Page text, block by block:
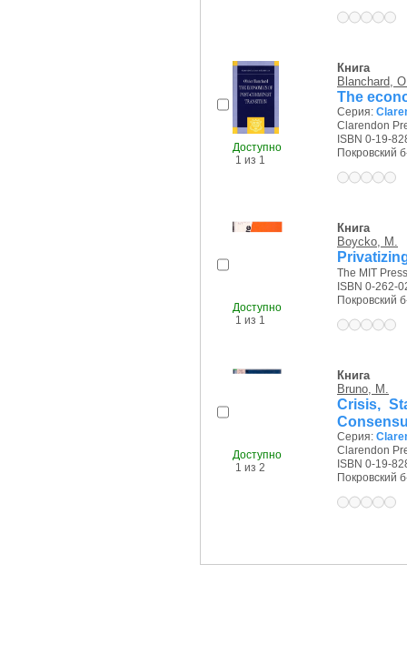
Доступно
1 из 1
Книга
Blanchard,
The
Серия:
Clarendon
ISBN 0-19-
Покровский
Доступно
1 из 1
Книга
Boycko, M.
The MIT
ISBN 0-262-
Покровский
Доступно
1 из 2
Книга
Bruno, M.
Crisis,
Серия:
Clarendon
ISBN 0-19-
Покровский